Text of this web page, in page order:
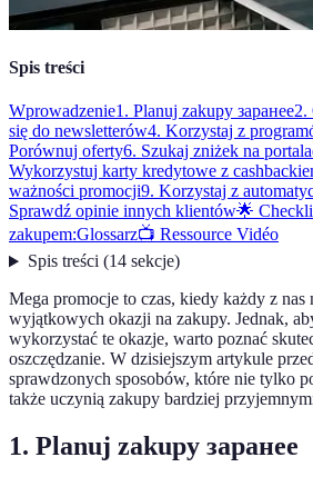
Spis treści
Wprowadzenie1. Planuj zakupy заранее2.
się do newsletterów4. Korzystaj z
Porównuj oferty6. Szukaj zniżek na
Wykorzystuj karty kredytowe z
ważności promocji9. Korzystaj z
Sprawdź opinie innych klientów🌟
zakupem:Glossarz📺 Ressource Vidéo
Spis treści(14 sekcje)
Mega promocje to czas, kiedy każdy z nas
wyjątkowych okazji na zakupy. Jednak,
wykorzystać te okazje, warto poznać
oszczędzanie. W dzisiejszym artykule
sprawdzonych sposobów, które nie tylko
także uczynią zakupy bardziej
1. Planuj zakupy заранее